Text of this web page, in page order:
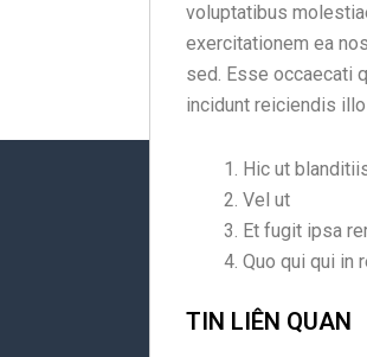
voluptatibus
exercitationem ea
sed. Esse occaecati
incidunt reiciendis
Hic ut
Vel ut
Et fugit ipsa
Quo qui qui in
TIN LIÊN QUAN